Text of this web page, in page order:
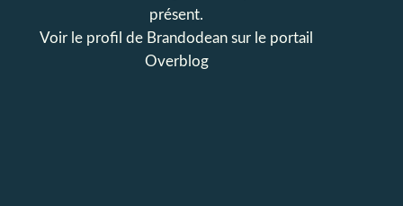
présent.
Voir le profil de Brandodean sur le portail
Overblog